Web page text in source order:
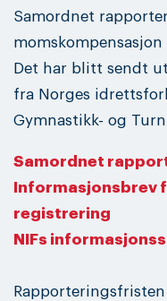
Samordnet
momskompensasjon
Det har blitt sendt
fra Norges
Gymnastikk- og
Samordnet
Informasjonsbrev
registrering
NIFs